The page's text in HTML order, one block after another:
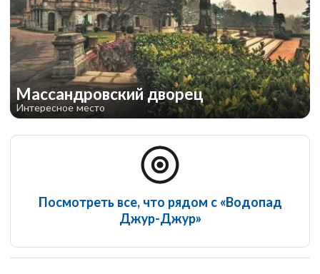
Массандровский дворец
Интересное место
Посмотреть все, что рядом с «Водопад
Джур-Джур»